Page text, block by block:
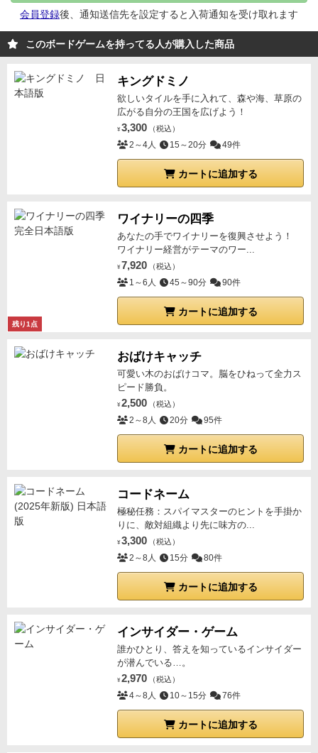
会員登録後、通知送信先を設定すると入荷通知を受け取れます
このボードゲームを持ってる人が購入した商品
キングドミノ
欲しいタイルを手に入れて、森や海、草原の
広がる自分の王国を広げよう！
¥ 3,300 （税込）
2～4人 15～20分 49件
カートに追加する
残り1点
ワイナリーの四季
あなたの手でワイナリーを復興させよう！
ワイナリー経営がテーマのワー...
¥ 7,920 （税込）
1～6人 45～90分 90件
カートに追加する
おばけキャッチ
可愛い木のおばけコマ。脳をひねって全力ス
ピード勝負。
¥ 2,500 （税込）
2～8人 20分 95件
カートに追加する
コードネーム
極秘任務：スパイマスターのヒントを手掛か
りに、敵対組織より先に味方の...
¥ 3,300 （税込）
2～8人 15分 80件
カートに追加する
インサイダー・ゲーム
誰かひとり、答えを知っているインサイダー
が潜んでいる…。
¥ 2,970 （税込）
4～8人 10～15分 76件
カートに追加する